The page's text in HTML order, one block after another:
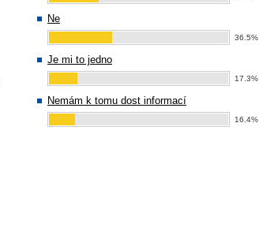
Ne
36.5%
Je mi to jedno
17.3%
Nemám k tomu dost informací
16.4%